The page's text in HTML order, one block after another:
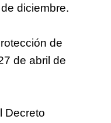
diciembre.
de
de abril de
Decreto